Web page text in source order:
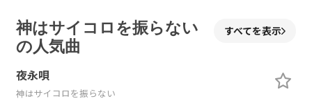
神はサイコロを振らない
の人気曲
すべてを表示
夜永唄
神はサイコロを振らない